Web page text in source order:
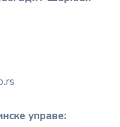
управе: